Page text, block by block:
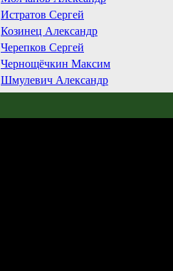
Истратов Сергей
Козинец Александр
Черепков Сергей
Чернощёчкин Максим
Шмулевич Александр